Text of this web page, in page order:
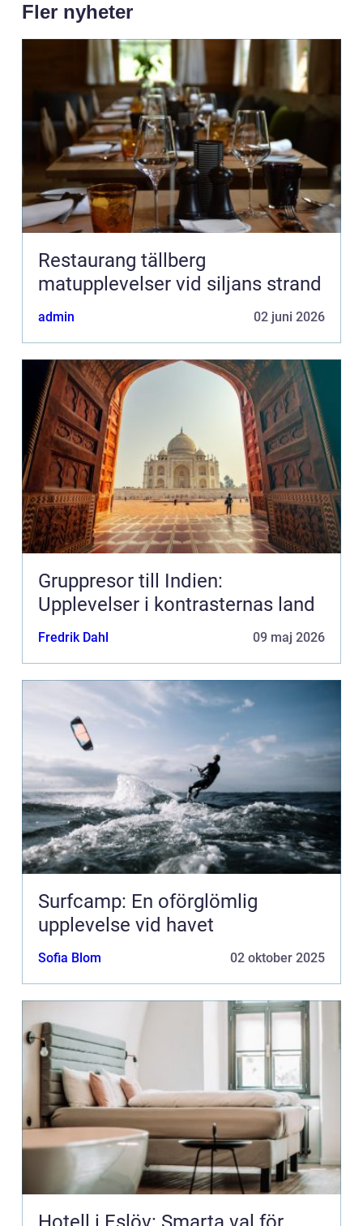
Fler nyheter
Restaurang tällberg
matupplevelser vid siljans strand
admin 02 juni 2026
Gruppresor till Indien:
Upplevelser i kontrasternas land
Fredrik Dahl 09 maj 2026
Surfcamp: En oförglömlig
upplevelse vid havet
Sofia Blom 02 oktober 2025